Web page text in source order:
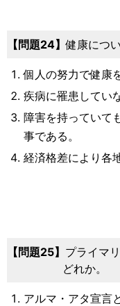
24 健康につ
個人の努力で健康
疾病に罹患してい
障害を持っていて
事である。
経済格差により各
25
プライマ
どれか。
アルマ・アタ宣言